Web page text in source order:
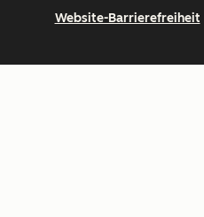
Website-Barrierefreiheit